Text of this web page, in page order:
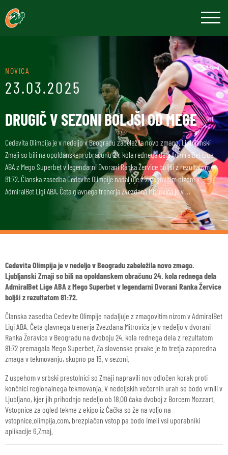
NOVICA
23.03.2025
DRUGIČ V SEZONI BOLJŠI OD MEGE
Cedevita Olimpija je v nedeljo v Beogradu zabeležila novo zmago. Ljubljanski
Zmaji so bili na opoldanskem obračunu 24. kola rednega dela AdmiralBet Lige
ABA z Mego Superbet v legendarni Dvorani Ranka Žervice boljši z rezultatom
81:72. Članska zasedba Cedevite Olimpije nadaljuje z zmagovitim nizom v
AdmiralBet Ligi ABA. Četa glavnega trenerja Zvezdana Mitrovića je v …
Cedevita Olimpija je v nedeljo v Beogradu zabeležila novo zmago.
Ljubljanski Zmaji so bili na opoldanskem obračunu 24. kola rednega dela
AdmiralBet Lige ABA z Mego Superbet v legendarni Dvorani Ranka Žervice
boljši z rezultatom 81:72.
Članska zasedba Cedevite Olimpije nadaljuje z zmagovitim nizom v AdmiralBet
Ligi ABA. Četa glavnega trenerja Zvezdana Mitrovića je v nedeljo v dvorani
Ranka Žeravice v Beogradu na dvoboju 24. kola rednega dela z rezultatom
81:72 premagala Mego Superbet. Za slovenske prvake je to tretja zaporedna
zmaga v tekmovanju, skupno pa 15. v sezoni.
Z uspehom v srbski prestolnici so Zmaji napravili nov odločen korak proti
končnici regionalnega tekmovanja. V nedeljskih večernih urah se bodo vrnili v
Ljubljano, kjer jih prihodnjo nedeljo ob 18.00 čaka dvoboj z Borcem Mozzart.
Vstopnice za ogled tekme z ekipo iz Čačka so že na voljo na
vstopnice.olimpija.com, brezplačen vstop pa bodo imeli vsi uporabniki
aplikacije 6.Zmaj.